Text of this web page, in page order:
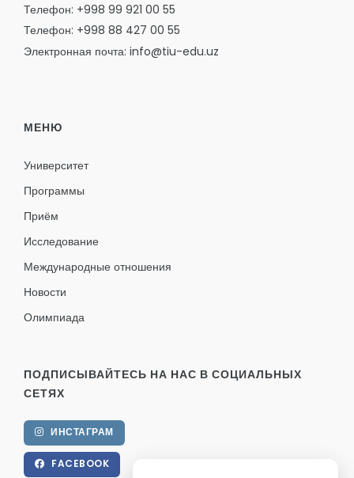
Телефон: +998 99 921 00 55
Телефон: +998 88 427 00 55
Электронная почта: info@tiu-edu.uz
МЕНЮ
Университет
Программы
Приём
Исследование
Международные отношения
Новости
Олимпиада
ПОДПИСЫВАЙТЕСЬ НА НАС В СОЦИАЛЬНЫХ
СЕТЯХ
ИНСТАГРАМ
FACEBOOK